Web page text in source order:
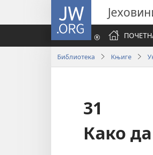
JW.ORG
Библиотека Књиге
31
Како